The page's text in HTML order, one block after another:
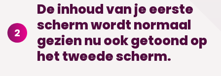
2
De inhoud van je eerste
scherm wordt normaal
gezien nu ook getoond op
het tweede scherm.